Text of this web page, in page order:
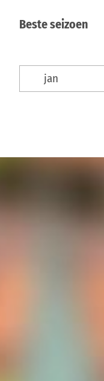
Beste seizoen
jan